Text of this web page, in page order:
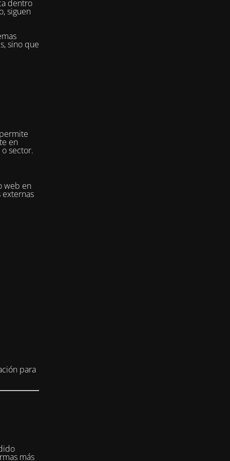
dentro
siguen
sino que
en
sector.
web en
para
más